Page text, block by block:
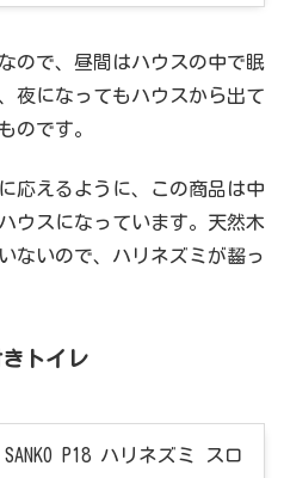
ので、昼間はハウスの中で眠
夜になってもハウスから出て
のです。
応えるように、この商品は中
ウスになっています。天然木
ないので、ハリネズミが齧っ
トイレ
SANKO P18 ハリネズミ スロ